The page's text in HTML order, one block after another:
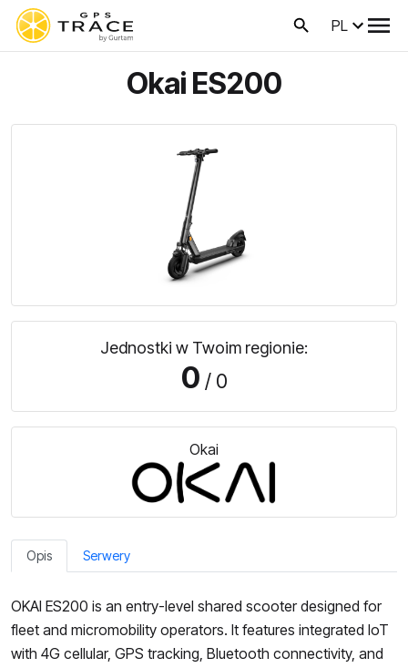
PL
Okai ES200
Jednostki w Twoim regionie:
0 / 0
Okai
Opis Serwery
OKAI ES200 is an entry-level shared scooter designed for
fleet and micromobility operators. It features integrated IoT
with 4G cellular, GPS tracking, Bluetooth connectivity, and